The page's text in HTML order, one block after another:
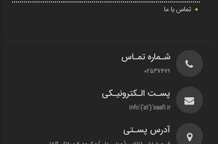
تماس با ما
شـماره تمـاس
02537479
پسـت الـکترونیـکی
info`{`at`}`saafi.ir
آدرس پسـتی